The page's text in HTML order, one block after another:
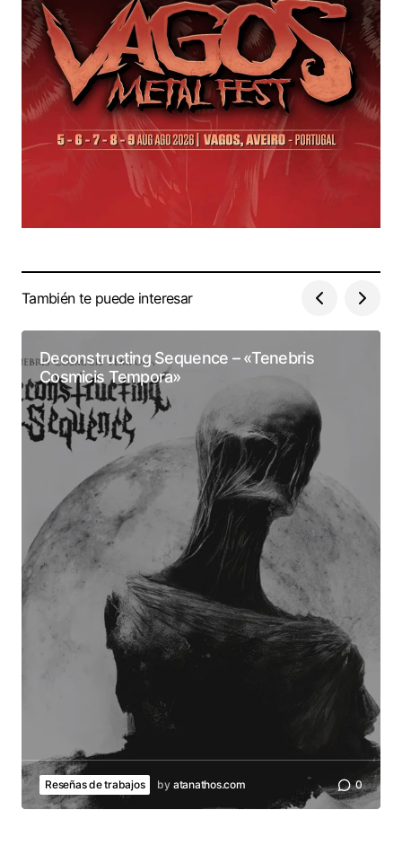
También te puede interesar
Deconstructing Sequence – «Tenebris
Cosmicis Tempora»
Reseñas de trabajos by atanathos.com 0